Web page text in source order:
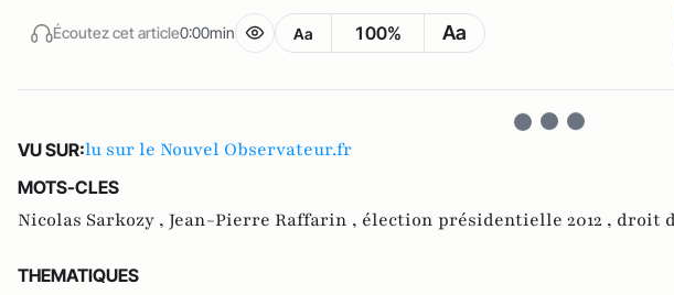
Écoutez cet article0:00min Aa 100% Aa
VU SUR:lu sur le Nouvel Observateur.fr
MOTS-CLES
Nicolas Sarkozy , Jean-Pierre Raffarin , élection présidentielle 2012 , droit
THEMATIQUES